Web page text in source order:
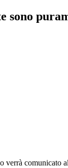
sono
comunicato